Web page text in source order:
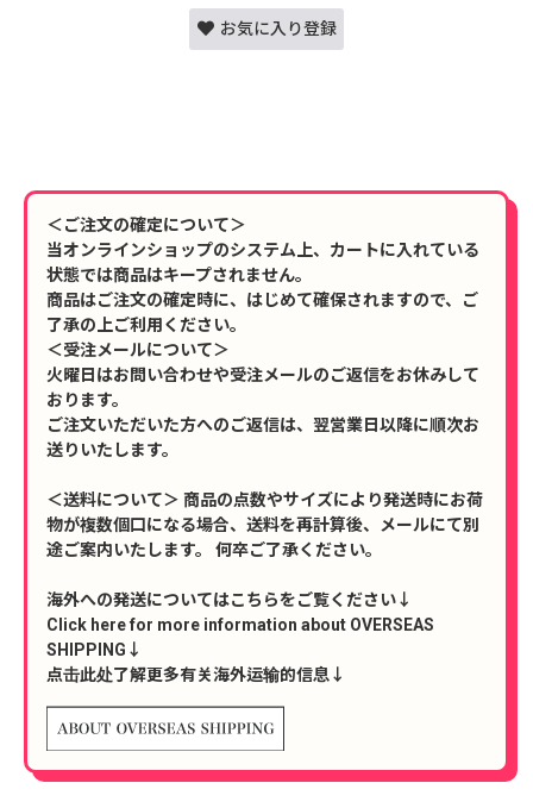
お気に入り登録
＜ご注文の確定について＞
当オンラインショップのシステム上、カートに入れている
状態では商品はキープされません。
商品はご注文の確定時に、はじめて確保されますので、ご
了承の上ご利用ください。
＜受注メールについて＞
火曜日はお問い合わせや受注メールのご返信をお休みして
おります。
ご注文いただいた方へのご返信は、翌営業日以降に順次お
送りいたします。
＜送料について＞ 商品の点数やサイズにより発送時にお荷
物が複数個口になる場合、送料を再計算後、メールにて別
途ご案内いたします。 何卒ご了承ください。
海外への発送についてはこちらをご覧ください↓
Click here for more information about OVERSEAS
SHIPPING↓
点击此处了解更多有关海外运输的信息↓